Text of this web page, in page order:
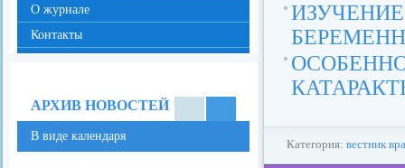
Категория: вестник
О журнале
Контакты
АРХИВ НОВОСТЕЙ
В виде календаря